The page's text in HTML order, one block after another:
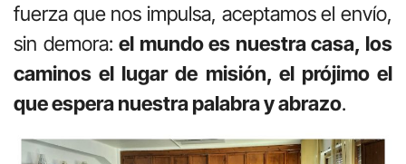
fuerza que nos impulsa, aceptamos el envío,
sin demora:el mundo es nuestra casa, los
caminos el lugar de misión, el prójimo el
que espera nuestra palabra y abrazo.